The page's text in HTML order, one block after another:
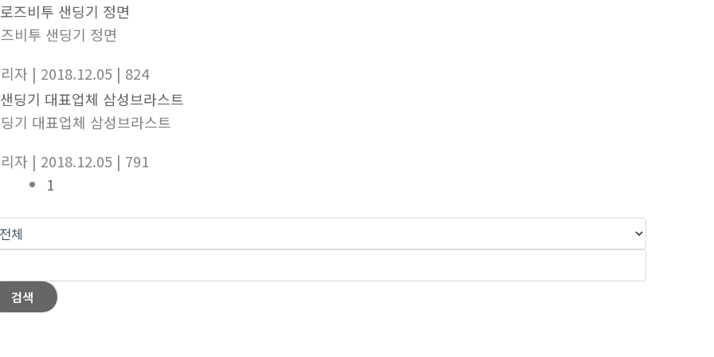
비투 샌딩기 정면
자 | 2018.12.05 | 824
기 대표업체 삼성브라스트
자 | 2018.12.05 | 791
1
검색